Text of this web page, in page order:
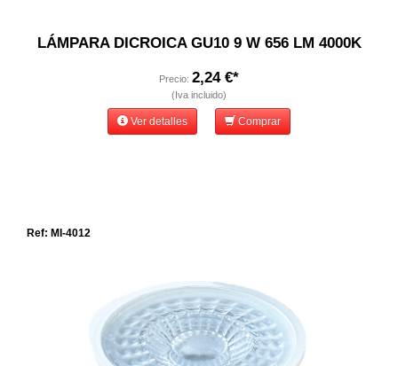
LÁMPARA DICROICA GU10 9 W 656 LM 4000K
Precio: 2,24 €*
(Iva incluido)
Ver detalles Comprar
Ref: MI-4012